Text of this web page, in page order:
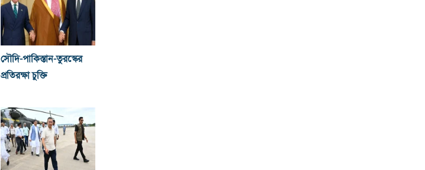
সৌদি-পাকিস্তান-তুরস্কের
প্রতিরক্ষা চুক্তি